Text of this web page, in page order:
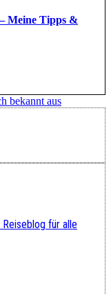
Meine Tipps &
für alle